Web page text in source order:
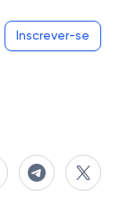
Inscrever-se